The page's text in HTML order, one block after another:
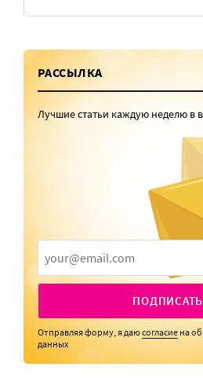
РАССЫЛКА
Лучшие статьи каждую неделю в
Отправляя форму, я даюсогласие на
данных